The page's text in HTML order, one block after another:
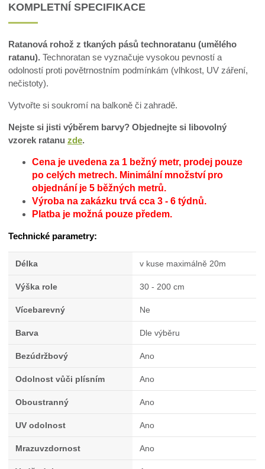
KOMPLETNÍ SPECIFIKACE
Ratanová rohož z tkaných pásů technoratanu (umělého
ratanu). Technoratan se vyznačuje vysokou pevností a
odolností proti povětrnostním podmínkám (vlhkost, UV záření,
nečistoty).
Vytvořte si soukromí na balkoně či zahradě.
Nejste si jisti výběrem barvy? Objednejte si libovolný
vzorek ratanuzde.
Cena je uvedena za 1 bežný metr, prodej pouze
po celých metrech. Minimální množství pro
objednání je 5 běžných metrů.
Výroba na zakázku trvá cca 3 - 6 týdnů.
Platba je možná pouze předem.
Technické parametry:
Délka v kuse maximálně 20m
Výška role 30 - 200 cm
Vícebarevný Ne
Barva Dle výběru
Bezúdržbový Ano
Odolnost vůči plísním Ano
Oboustranný Ano
UV odolnost Ano
Mrazuvzdornost Ano